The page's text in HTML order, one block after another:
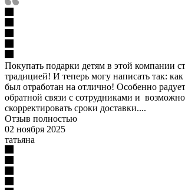
Покупать подарки детям в этой компании
традицией! И теперь могу написать так: как
был отработан на отлично! Особенно
обратной связи с сотрудниками и
скорректировать сроки доставки....
Отзыв полностью
02 ноября 2025
татьяна